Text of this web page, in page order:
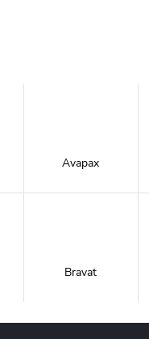
Avapax
Bravat